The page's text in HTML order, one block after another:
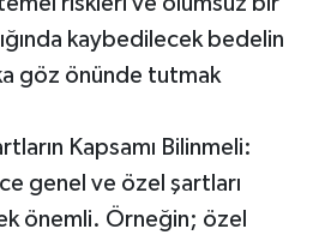
kaybedilecek bedelin
göz önünde tutmak
Kapsamı Bilinmeli:
genel ve özel şartları
önemli. Örneğin; özel